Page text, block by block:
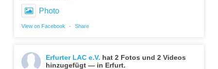
Photo
View on Facebook · Share
Erfurter LAC e.V. hat 2 Fotos und 2 Videos
hinzugefügt — in Erfurt.